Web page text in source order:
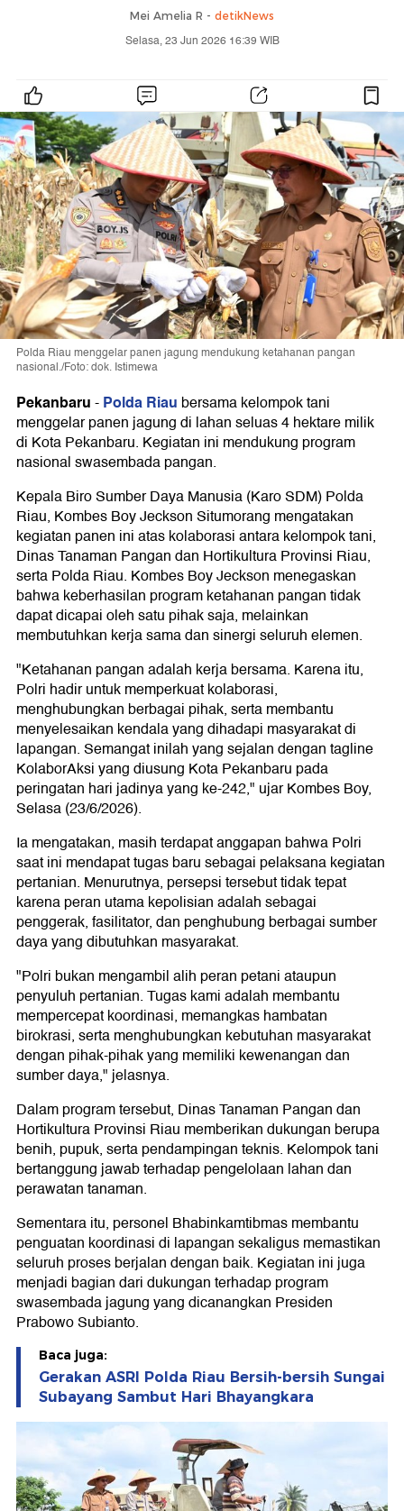
Mei Amelia R - detikNews
Selasa, 23 Jun 2026 16:39 WIB
Polda Riau menggelar panen jagung mendukung ketahanan pangan
nasional./Foto: dok. Istimewa
Pekanbaru-Polda Riau bersama kelompok tani
menggelar panen jagung di lahan seluas 4 hektare milik
di Kota Pekanbaru. Kegiatan ini mendukung program
nasional swasembada pangan.
Kepala Biro Sumber Daya Manusia (Karo SDM) Polda
Riau, Kombes Boy Jeckson Situmorang mengatakan
kegiatan panen ini atas kolaborasi antara kelompok tani,
Dinas Tanaman Pangan dan Hortikultura Provinsi Riau,
serta Polda Riau. Kombes Boy Jeckson menegaskan
bahwa keberhasilan program ketahanan pangan tidak
dapat dicapai oleh satu pihak saja, melainkan
membutuhkan kerja sama dan sinergi seluruh elemen.
"Ketahanan pangan adalah kerja bersama. Karena itu,
Polri hadir untuk memperkuat kolaborasi,
menghubungkan berbagai pihak, serta membantu
menyelesaikan kendala yang dihadapi masyarakat di
lapangan. Semangat inilah yang sejalan dengan tagline
KolaborAksi yang diusung Kota Pekanbaru pada
peringatan hari jadinya yang ke-242," ujar Kombes Boy,
Selasa (23/6/2026).
Ia mengatakan, masih terdapat anggapan bahwa Polri
saat ini mendapat tugas baru sebagai pelaksana kegiatan
pertanian. Menurutnya, persepsi tersebut tidak tepat
karena peran utama kepolisian adalah sebagai
penggerak, fasilitator, dan penghubung berbagai sumber
daya yang dibutuhkan masyarakat.
"Polri bukan mengambil alih peran petani ataupun
penyuluh pertanian. Tugas kami adalah membantu
mempercepat koordinasi, memangkas hambatan
birokrasi, serta menghubungkan kebutuhan masyarakat
dengan pihak-pihak yang memiliki kewenangan dan
sumber daya," jelasnya.
Dalam program tersebut, Dinas Tanaman Pangan dan
Hortikultura Provinsi Riau memberikan dukungan berupa
benih, pupuk, serta pendampingan teknis. Kelompok tani
bertanggung jawab terhadap pengelolaan lahan dan
perawatan tanaman.
Sementara itu, personel Bhabinkamtibmas membantu
penguatan koordinasi di lapangan sekaligus memastikan
seluruh proses berjalan dengan baik. Kegiatan ini juga
menjadi bagian dari dukungan terhadap program
swasembada jagung yang dicanangkan Presiden
Prabowo Subianto.
Baca juga:
Gerakan ASRI Polda Riau Bersih-bersih Sungai
Subayang Sambut Hari Bhayangkara